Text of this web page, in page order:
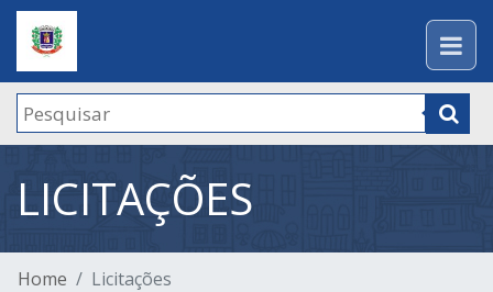
LICITAÇÕES
Home Licitações